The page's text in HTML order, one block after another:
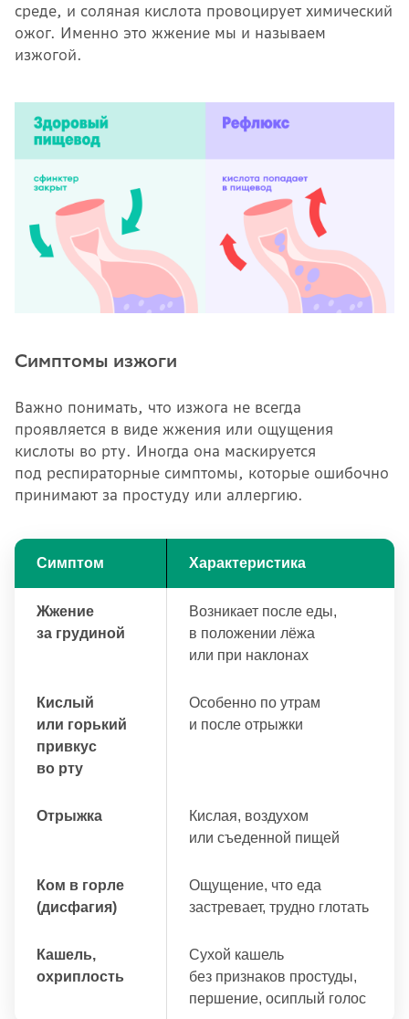
среде, и соляная кислота провоцирует химический
ожог. Именно это жжение мы и называем
изжогой.
Симптомы изжоги
Важно понимать, что изжога не всегда
проявляется в виде жжения или ощущения
кислоты во рту. Иногда она маскируется
под респираторные симптомы, которые ошибочно
принимают за простуду или аллергию.
Симптом Характеристика
Жжение
за грудиной
Возникает после еды,
в положении лёжа
или при наклонах
Кислый
или горький
привкус
во рту
Особенно по утрам
и после отрыжки
Отрыжка
Кислая, воздухом
или съеденной пищей
Ком в горле
(дисфагия)
Ощущение, что еда
застревает, трудно глотать
Кашель,
охриплость
Сухой кашель
без признаков простуды,
першение, осиплый голос